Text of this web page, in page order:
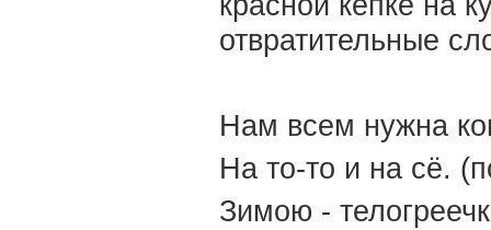
отвратительные
Нам всем нужна
На то-то и на сё.
Зимою -